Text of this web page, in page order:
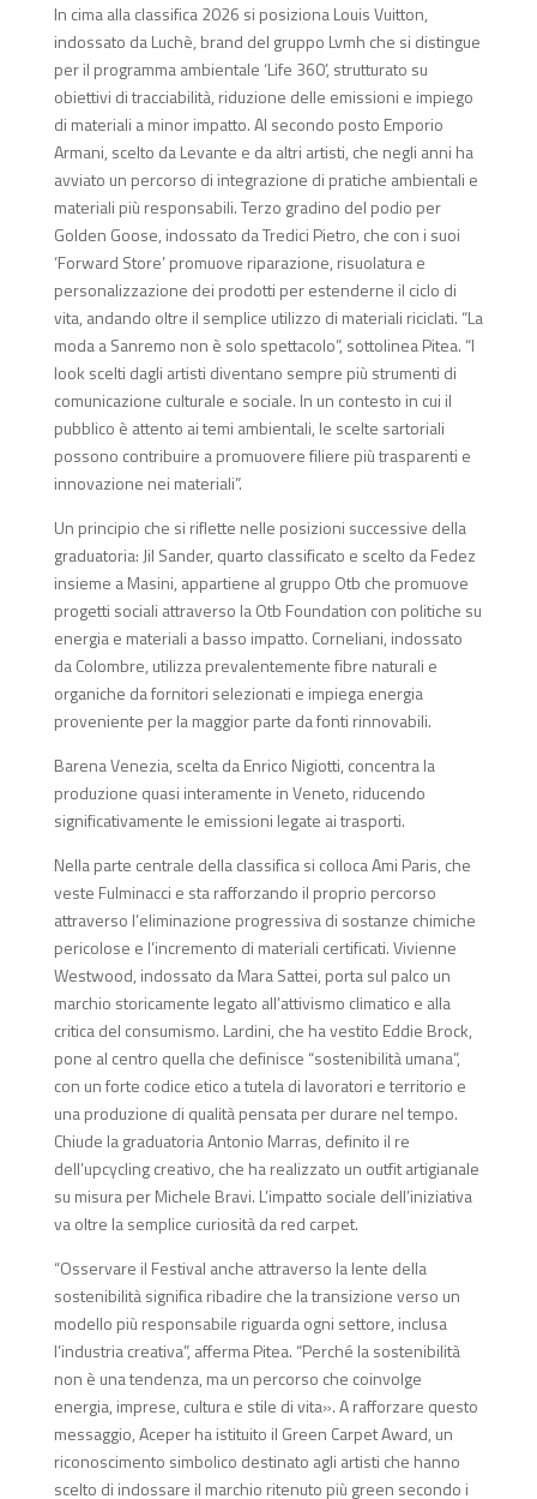
In cima alla classifica 2026 si posiziona Louis Vuitton,
indossato da Luchè, brand del gruppo Lvmh che si distingue
per il programma ambientale ‘Life 360’, strutturato su
obiettivi di tracciabilità, riduzione delle emissioni e impiego
di materiali a minor impatto. Al secondo posto Emporio
Armani, scelto da Levante e da altri artisti, che negli anni ha
avviato un percorso di integrazione di pratiche ambientali e
materiali più responsabili. Terzo gradino del podio per
Golden Goose, indossato da Tredici Pietro, che con i suoi
‘Forward Store’ promuove riparazione, risuolatura e
personalizzazione dei prodotti per estenderne il ciclo di
vita, andando oltre il semplice utilizzo di materiali riciclati. “La
moda a Sanremo non è solo spettacolo”, sottolinea Pitea. “I
look scelti dagli artisti diventano sempre più strumenti di
comunicazione culturale e sociale. In un contesto in cui il
pubblico è attento ai temi ambientali, le scelte sartoriali
possono contribuire a promuovere filiere più trasparenti e
innovazione nei materiali”.
Un principio che si riflette nelle posizioni successive della
graduatoria: Jil Sander, quarto classificato e scelto da Fedez
insieme a Masini, appartiene al gruppo Otb che promuove
progetti sociali attraverso la Otb Foundation con politiche su
energia e materiali a basso impatto. Corneliani, indossato
da Colombre, utilizza prevalentemente fibre naturali e
organiche da fornitori selezionati e impiega energia
proveniente per la maggior parte da fonti rinnovabili.
Barena Venezia, scelta da Enrico Nigiotti, concentra la
produzione quasi interamente in Veneto, riducendo
significativamente le emissioni legate ai trasporti.
Nella parte centrale della classifica si colloca Ami Paris, che
veste Fulminacci e sta rafforzando il proprio percorso
attraverso l’eliminazione progressiva di sostanze chimiche
pericolose e l’incremento di materiali certificati. Vivienne
Westwood, indossato da Mara Sattei, porta sul palco un
marchio storicamente legato all’attivismo climatico e alla
critica del consumismo. Lardini, che ha vestito Eddie Brock,
pone al centro quella che definisce “sostenibilità umana”,
con un forte codice etico a tutela di lavoratori e territorio e
una produzione di qualità pensata per durare nel tempo.
Chiude la graduatoria Antonio Marras, definito il re
dell’upcycling creativo, che ha realizzato un outfit artigianale
su misura per Michele Bravi. L’impatto sociale dell’iniziativa
va oltre la semplice curiosità da red carpet.
“Osservare il Festival anche attraverso la lente della
sostenibilità significa ribadire che la transizione verso un
modello più responsabile riguarda ogni settore, inclusa
l’industria creativa”, afferma Pitea. “Perché la sostenibilità
non è una tendenza, ma un percorso che coinvolge
energia, imprese, cultura e stile di vita». A rafforzare questo
messaggio, Aceper ha istituito il Green Carpet Award, un
riconoscimento simbolico destinato agli artisti che hanno
scelto di indossare il marchio ritenuto più green secondo i